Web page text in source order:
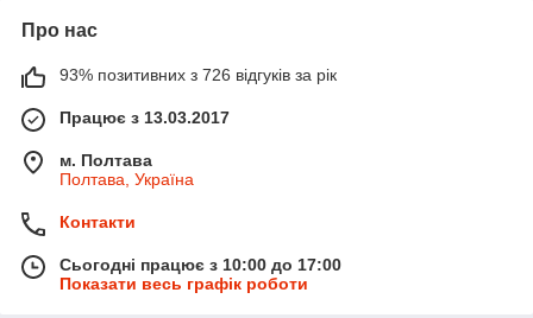
Про нас
93% позитивних з 726 відгуків за рік
Працює з 13.03.2017
м. Полтава
Полтава, Україна
Контакти
Сьогодні працює з 10:00 до 17:00
Показати весь графік роботи